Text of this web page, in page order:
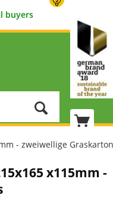
buyers
- zweiwellige
x115mm -